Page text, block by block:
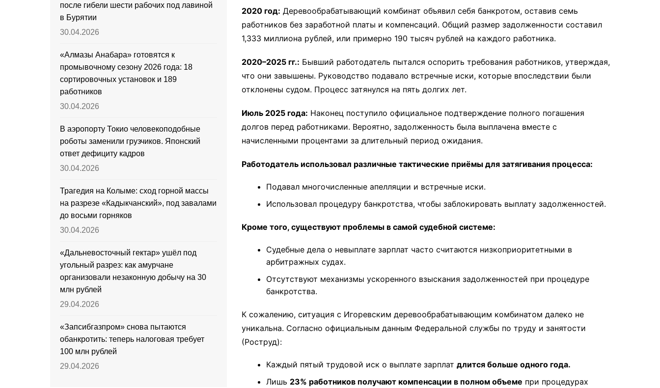
2020 год: Деревообрабатывающий комбинат объявил себя банкротом, оставив семь
работников без заработной платы и компенсаций. Общий размер задолженности составил
1,333 миллиона рублей, или примерно 190 тысяч рублей на каждого работника.
2020–2025 гг.: Бывший работодатель пытался оспорить требования работников, утверждая,
что они завышены. Руководство подавало встречные иски, которые впоследствии были
отклонены судом. Процесс затянулся на пять долгих лет.
Июль 2025 года: Наконец поступило официальное подтверждение полного погашения
долгов перед работниками. Вероятно, задолженность была выплачена вместе с
начисленными процентами за длительный период ожидания.
Работодатель использовал различные тактические приёмы для затягивания процесса:
Подавал многочисленные апелляции и встречные иски.
Использовал процедуру банкротства, чтобы заблокировать выплату задолженностей.
Кроме того, существуют проблемы в самой судебной системе:
Судебные дела о невыплате зарплат часто считаются низкоприоритетными в
арбитражных судах.
Отсутствуют механизмы ускоренного взыскания задолженностей при процедуре
банкротства.
К сожалению, ситуация с Игоревским деревообрабатывающим комбинатом далеко не
уникальна. Согласно официальным данным Федеральной службы по труду и занятости
(Роструд):
Каждый пятый трудовой иск о выплате зарплат длится больше одного года.
Лишь 23% работников получают компенсации в полном объеме при процедурах
после гибели шести рабочих под лавиной
в Бурятии
30.04.2026
«Алмазы Анабара» готовятся к
промывочному сезону 2026 года: 18
сортировочных установок и 189
работников
30.04.2026
В аэропорту Токио человекоподобные
роботы заменили грузчиков. Японский
ответ дефициту кадров
30.04.2026
Трагедия на Колыме: сход горной массы
на разрезе «Кадыкчанский», под завалами
до восьми горняков
30.04.2026
«Дальневосточный гектар» ушёл под
угольный разрез: как амурчане
организовали незаконную добычу на 30
млн рублей
29.04.2026
«Запсибгазпром» снова пытаются
обанкротить: теперь налоговая требует
100 млн рублей
29.04.2026